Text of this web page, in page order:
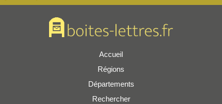
Accueil
Régions
Départements
Rechercher